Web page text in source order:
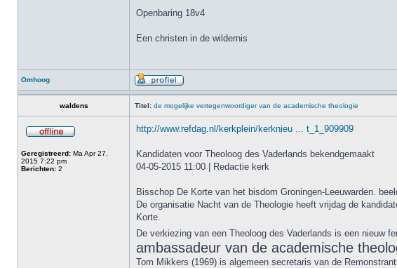
Openbaring 18v4
Een christen in de wildernis
Omhoog
waldens Titel: de mogelijke vertegenwoordiger van de academische theologie
Geregistreerd: Ma Apr 27,
2015 7:22 pm
Berichten: 2
http://www.refdag.nl/kerkplein/kerknieu ... t_1_909909
Kandidaten voor Theoloog des Vaderlands bekendgemaakt
04-05-2015 11:00 | Redactie kerk
Bisschop De Korte van het bisdom Groningen-Leeuwarden.
De organisatie Nacht van de Theologie heeft vrijdag de
Korte.
De verkiezing van een Theoloog des Vaderlands is een nieuw
ambassadeur van de academische
Tom Mikkers (1969) is algemeen secretaris van de